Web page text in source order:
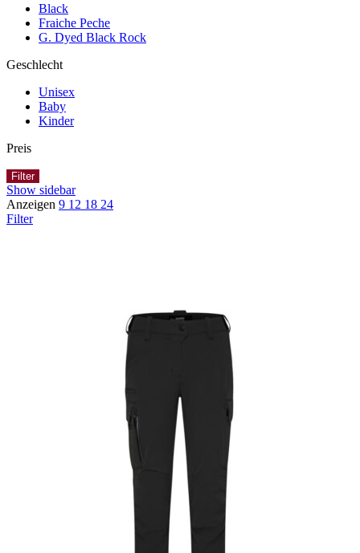
Black
Fraiche Peche
G. Dyed Black Rock
Geschlecht
Unisex
Baby
Kinder
Preis
Filter
Show sidebar
Anzeigen 9 12 18 24
Filter